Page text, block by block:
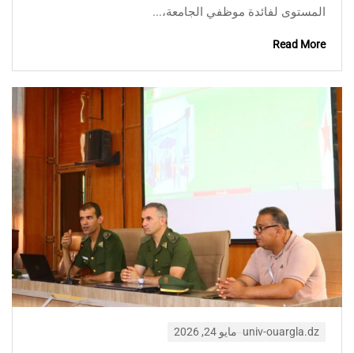
المستوى لفائدة موظفي الجامعة،...
Read More
univ-ouargla.dz مايو 24, 2026